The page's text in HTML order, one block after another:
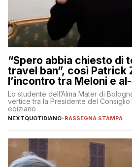
“Spero abbia chiesto di
travel ban”, così Patrick
l’incontro tra Meloni e
Lo studente dell’Alma Mater di
vertice tra la Presidente del Consiglio
egiziano
NEXTQUOTIDIANO-RASSEGNA STAMPA